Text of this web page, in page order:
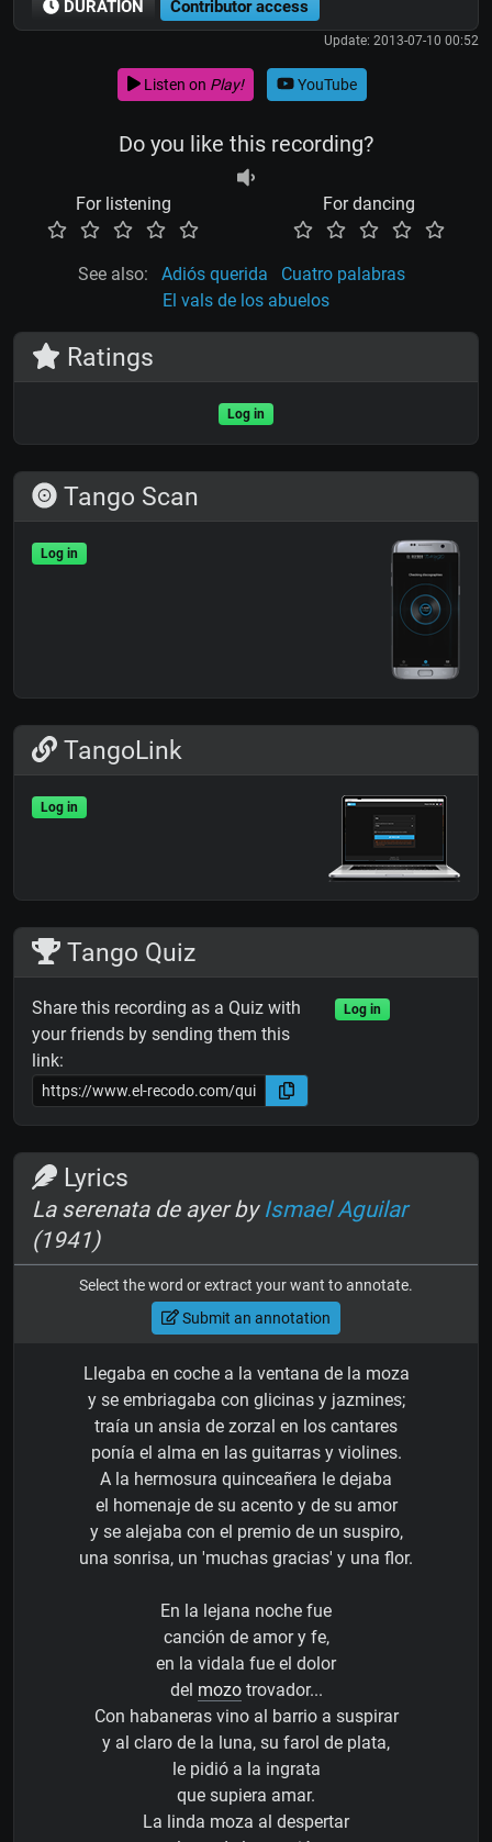
DURATION Contributor access
Update: 2013-07-10 00:52
Listen on Play! YouTube
Do you like this recording?
For listening For dancing
See also: Adiós querida
Cuatro palabras
El vals de los abuelos
Ratings
Log in
Tango Scan
Log in
TangoLink
Log in
Tango Quiz
Share this recording as a Quiz with
your friends by sending them this
link:
Log in
Lyrics
La serenata de ayer by Ismael Aguilar
(1941)
Select the word or extract your want to annotate.
Submit an annotation
Llegaba en coche a la ventana de la moza
y se embriagaba con glicinas y jazmines;
traía un ansia de zorzal en los cantares
ponía el alma en las guitarras y violines.
A la hermosura quinceañera le dejaba
el homenaje de su acento y de su amor
y se alejaba con el premio de un suspiro,
una sonrisa, un 'muchas gracias' y una flor.
En la lejana noche fue
canción de amor y fe,
en la vidala fue el dolor
del mozotrovador...
Con habaneras vino al barrio a suspirar
y al claro de la luna, su farol de plata,
le pidió a la ingrata
que supiera amar.
La linda moza al despertar